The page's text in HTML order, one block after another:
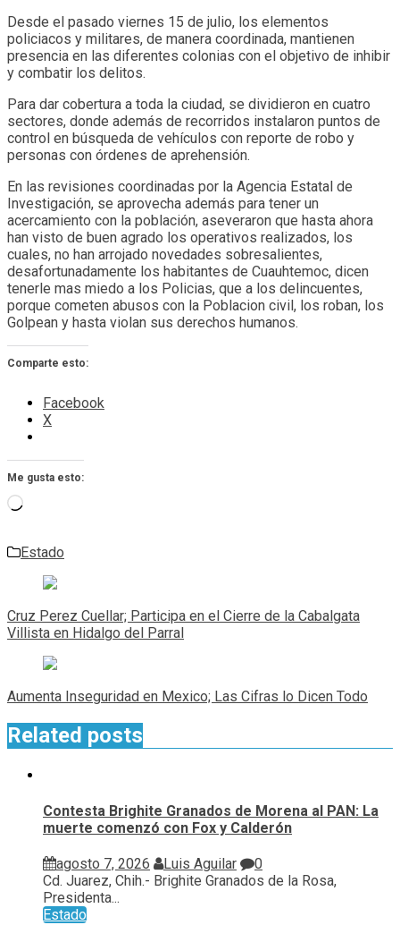
Desde el pasado viernes 15 de julio, los elementos
policiacos y militares, de manera coordinada, mantienen
presencia en las diferentes colonias con el objetivo de inhibir
y combatir los delitos.
Para dar cobertura a toda la ciudad, se dividieron en cuatro
sectores, donde además de recorridos instalaron puntos de
control en búsqueda de vehículos con reporte de robo y
personas con órdenes de aprehensión.
En las revisiones coordinadas por la Agencia Estatal de
Investigación, se aprovecha además para tener un
acercamiento con la población, aseveraron que hasta ahora
han visto de buen agrado los operativos realizados, los
cuales, no han arrojado novedades sobresalientes,
desafortunadamente los habitantes de Cuauhtemoc, dicen
tenerle mas miedo a los Policias, que a los delincuentes,
porque cometen abusos con la Poblacion civil, los roban, los
Golpean y hasta violan sus derechos humanos.
Comparte esto:
Facebook
X
Me gusta esto:
Cargando...
Estado
Navegación
de
entradas
Cruz Perez Cuellar; Participa en el Cierre de la Cabalgata
Villista en Hidalgo del Parral
Aumenta Inseguridad en Mexico; Las Cifras lo Dicen Todo
Related posts
Contesta Brighite Granados de Morena al PAN: La
muerte comenzó con Fox y Calderón
agosto 7, 2026 Luis Aguilar
0
Cd. Juarez, Chih.- Brighite Granados de la Rosa,
Presidenta...
Estado